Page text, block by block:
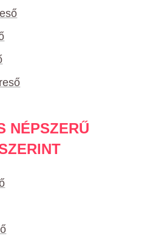
NÉPSZERŰ